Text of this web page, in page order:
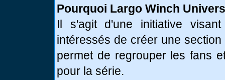
Pourquoi Largo Winch
Il s'agit d'une initiative
intéressés de créer une
permet de regrouper les fans
pour la série.